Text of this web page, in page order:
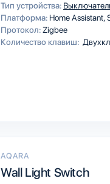
Тип устройства:
Платформа: Home Assistant
Протокол: Zigbee
Количество клавиш:
AQARA
Wall Light Switch